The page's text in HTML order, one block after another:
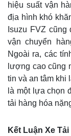
hiệu suất vận
địa hình khó
Isuzu FVZ
vận chuyển
Ngoài ra, các
lượng cao cũng
tin và an tâm khi
là một lựa chọn
tải hàng hóa
Kết Luận Xe